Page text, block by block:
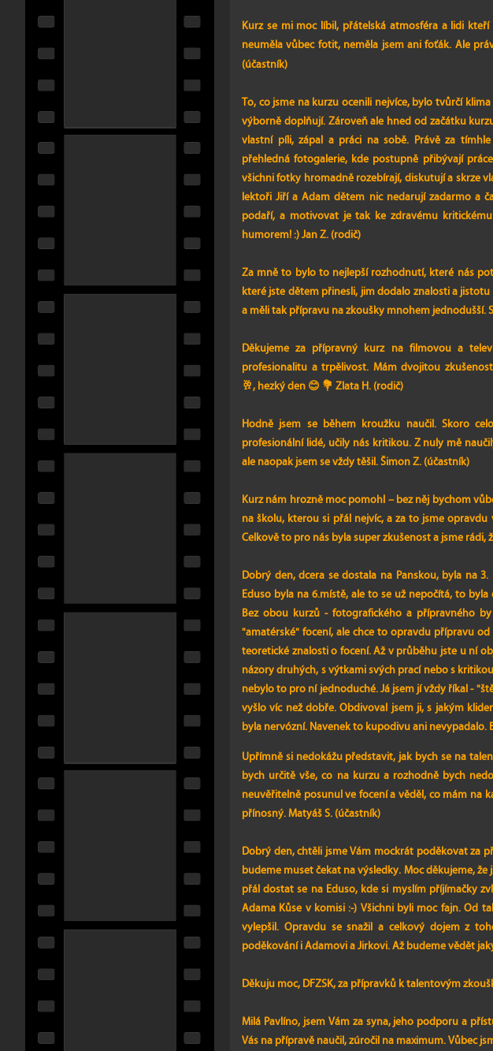
​Kurz se mi moc líbil, přátelská atmosféra a lidi
neuměla vůbec fotit, neměla jsem ani foťák. Ale
(účastník)
To, co jsme na kurzu ocenili nejvíce, bylo tvůrčí
výborně doplňují. Zároveň ale hned od začátku
vlastní píli, zápal a práci na sobě. Právě za
přehledná fotogalerie, kde postupně přibývají
všichni fotky hromadně rozebírají, diskutují a skrze
lektoři Jiří a Adam dětem nic nedarují zadarmo a
podaří, a motivovat je tak ke zdravému
humorem! :) Jan Z. (rodič)
Za mně to bylo to nejlepší rozhodnutí, které nás
které jste dětem přinesli, jim dodalo znalosti a
a měli tak přípravu na zkoušky mnohem jednodušší.
Děkujeme za přípravný kurz na filmovou a
profesionalitu a trpělivost. Mám dvojitou
🥂, hezký den 😊 💐 Zlata H.(rodič)
Hodně jsem se během kroužku naučil. Skoro
profesionální lidé, učily nás kritikou. Z nuly mě
ale naopak jsem se vždy těšil. Šimon Z. (účastník)
Kurz nám hrozně moc pomohl – bez něj bychom
na školu, kterou si přál nejvíc, a za to jsme
Celkově to pro nás byla super zkušenost a jsme rádi,
Dobrý den, dcera se dostala na Panskou, byla na
Eduso byla na 6.místě, ale to se už nepočítá, to
Bez obou kurzů - fotografického a přípravného
"amatérské" focení, ale chce to opravdu přípravu
teoretické znalosti o focení. Až v průběhu jste u ní
názory druhých, s výtkami svých prací nebo s
nebylo to pro ní jednoduché. Já jsem jí vždy říkal -
vyšlo víc než dobře. Obdivoval jsem ji, s jakým
byla nervózní. Navenek to kupodivu ani nevypadalo.
Upřímně si nedokážu představit, jak bych se na
bych určitě vše, co na kurzu a rozhodně bych
neuvěřitelně posunul ve focení a věděl, co mám na
přínosný. Matyáš S. (účastník)
Dobrý den, chtěli jsme Vám mockrát poděkovat za
budeme muset čekat na výsledky. Moc děkujeme,
přál dostat se na Eduso, kde si myslím příjímačky
Adama Kůse v komisi :-) Všichni byli moc fajn. Od
vylepšil. Opravdu se snažil a celkový dojem z
poděkování i Adamovi a Jirkovi. Až budeme vědět
Děkuju moc, DFZSK, za přípravků k talentovým
Milá Pavlíno, jsem Vám za syna, jeho podporu a
Vás na přípravě naučil, zúročil na maximum. Vůbec